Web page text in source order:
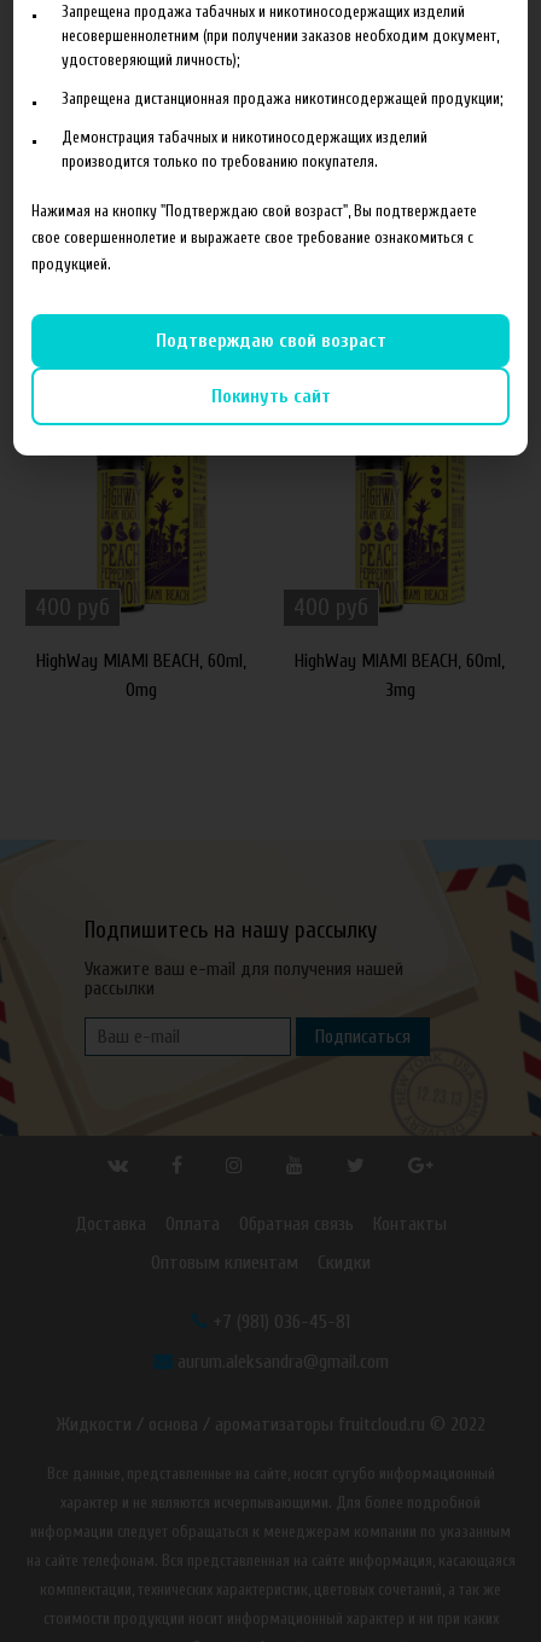
Характеристики Отзывы
Объем
60 мл
Концентрация
6 мг
Похожие товары
400 руб
HighWay MIAMI BEACH, 60ml,
0mg
400 руб
HighWay MIAMI BEACH, 60ml,
3mg
Подпишитесь на нашу рассылку
Укажите ваш e-mail для получения нашей
рассылки
Подписаться
Доставка Оплата Обратная связь
Контакты
Оптовым клиентам
Скидки
+7 (981) 036-45-81
aurum.aleksandra@gmail.com
Жидкости / основа / ароматизаторы fruitcloud.ru © 2022
Все данные, представленные на сайте, носят сугубо информационный
характер и не являются исчерпывающими. Для более подробной
информации следует обращаться к менеджерам компании по указанным
на сайте телефонам. Вся представленная на сайте информация, касающаяся
комплектации, технических характеристик, цветовых сочетаний, а так же
стоимости продукции носит информационный характер и ни при каких
Запрещена продажа табачных и никотиносодержащих изделий
несовершеннолетним (при получении заказов необходим документ,
удостоверяющий личность);
Запрещена дистанционная продажа никотинсодержащей продукции;
Демонстрация табачных и никотиносодержащих изделий
производится только по требованию покупателя.
Нажимая на кнопку "Подтверждаю свой возраст", Вы подтверждаете
свое совершеннолетие и выражаете свое требование ознакомиться с
продукцией.
Подтверждаю свой возраст
Покинуть сайт